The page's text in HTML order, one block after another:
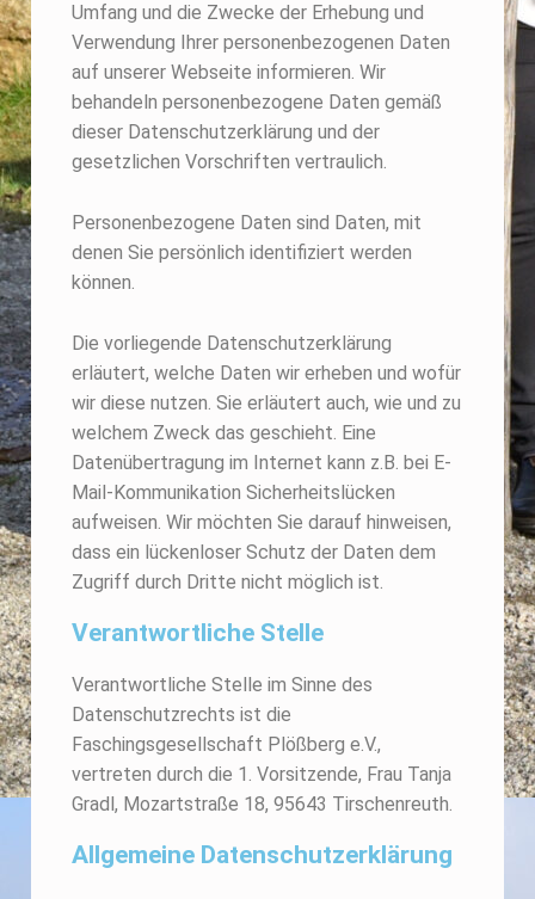
Umfang und die Zwecke der Erhebung und
Verwendung Ihrer personenbezogenen Daten
auf unserer Webseite informieren. Wir
behandeln personenbezogene Daten gemäß
dieser Datenschutzerklärung und der
gesetzlichen Vorschriften vertraulich.
Personenbezogene Daten sind Daten, mit
denen Sie persönlich identifiziert werden
können.
Die vorliegende Datenschutzerklärung
erläutert, welche Daten wir erheben und wofür
wir diese nutzen. Sie erläutert auch, wie und zu
welchem Zweck das geschieht. Eine
Datenübertragung im Internet kann z.B. bei E-
Mail-Kommunikation Sicherheitslücken
aufweisen. Wir möchten Sie darauf hinweisen,
dass ein lückenloser Schutz der Daten dem
Zugriff durch Dritte nicht möglich ist.
Verantwortliche Stelle
Verantwortliche Stelle im Sinne des
Datenschutzrechts ist die
Faschingsgesellschaft Plößberg e.V.,
vertreten durch die 1. Vorsitzende, Frau Tanja
Gradl, Mozartstraße 18, 95643 Tirschenreuth.
Allgemeine Datenschutzerklärung